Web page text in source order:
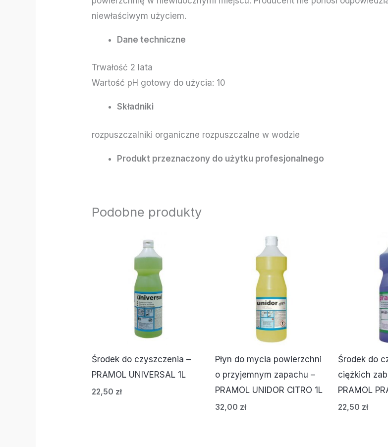
niewłaściwym użyciem.
Dane techniczne
Trwałość 2 lata
Wartość pH gotowy do użycia: 10
Składniki
rozpuszczalniki organiczne rozpuszczalne w wodzie
Produkt przeznaczony do użytku profesjonalnego
Podobne produkty
Środek do czyszczenia –
PRAMOL UNIVERSAL 1L
22,50 zł
Płyn do mycia powierzchni
o przyjemnym zapachu –
PRAMOL UNIDOR CITRO 1L
32,00 zł
Środek do
ciężkich
PRAMOL
22,50 zł